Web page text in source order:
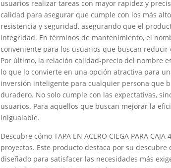
usuarios realizar tareas con mayor rapidez y
calidad para asegurar que cumple con los más
resistencia y seguridad, asegurando que el
integridad. En términos de mantenimiento, el
conveniente para los usuarios que buscan
Por último, la relación calidad-precio del nombre
lo que lo convierte en una opción atractiva para
inversión inteligente para cualquier persona que
duradero. No solo cumple con las expectativas,
usuarios. Para aquellos que buscan mejorar la
inigualable.
Descubre cómo TAPA EN ACERO CIEGA PARA
proyectos. Este producto destaca por su
diseñado para satisfacer las necesidades más